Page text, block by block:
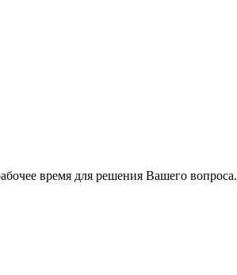
время для решения Вашего вопроса.